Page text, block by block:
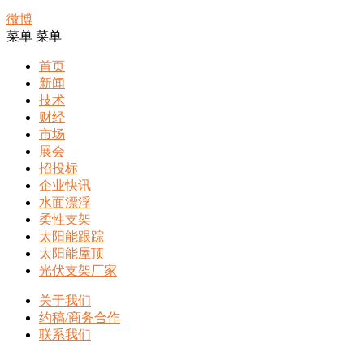
微博
菜单 菜单
首页
新闻
技术
财经
市场
展会
招投标
企业快讯
水面漂浮
柔性支架
太阳能跟踪
太阳能屋顶
光伏支架厂家
关于我们
约稿/商务合作
联系我们